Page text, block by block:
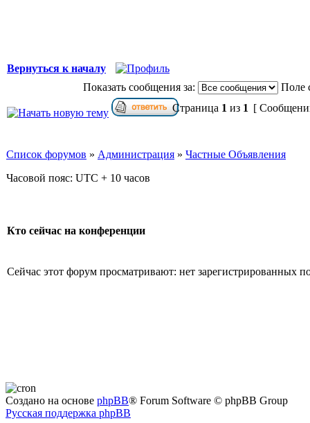
Вернуться к началу
Показать сообщения за:
Поле
Страница 1 из 1 [
Список форумов » Администрация » Частные Объявления
Часовой пояс: UTC + 10 часов
Кто сейчас на конференции
Сейчас этот форум просматривают: нет зарегистрированных
Создано на основе phpBB® Forum Software © phpBB Group
Русская поддержка phpBB